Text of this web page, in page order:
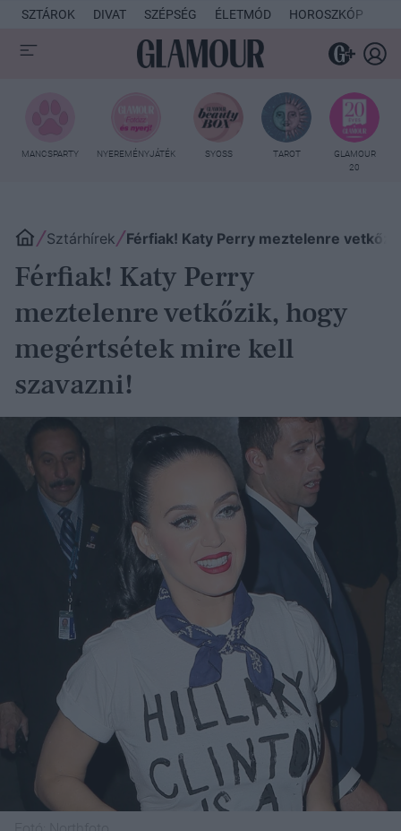
SZTÁROK DIVAT SZÉPSÉG ÉLETMÓD HOROSZKÓP
MANCSPARTY NYEREMÉNYJÁTÉK SYOSS TAROT
GLAMOUR
20
Sztárhírek Férfiak! Katy Perry meztelenre
Férfiak! Katy Perry
meztelenre vetkőzik, hogy
megértsétek mire kell
szavazni!